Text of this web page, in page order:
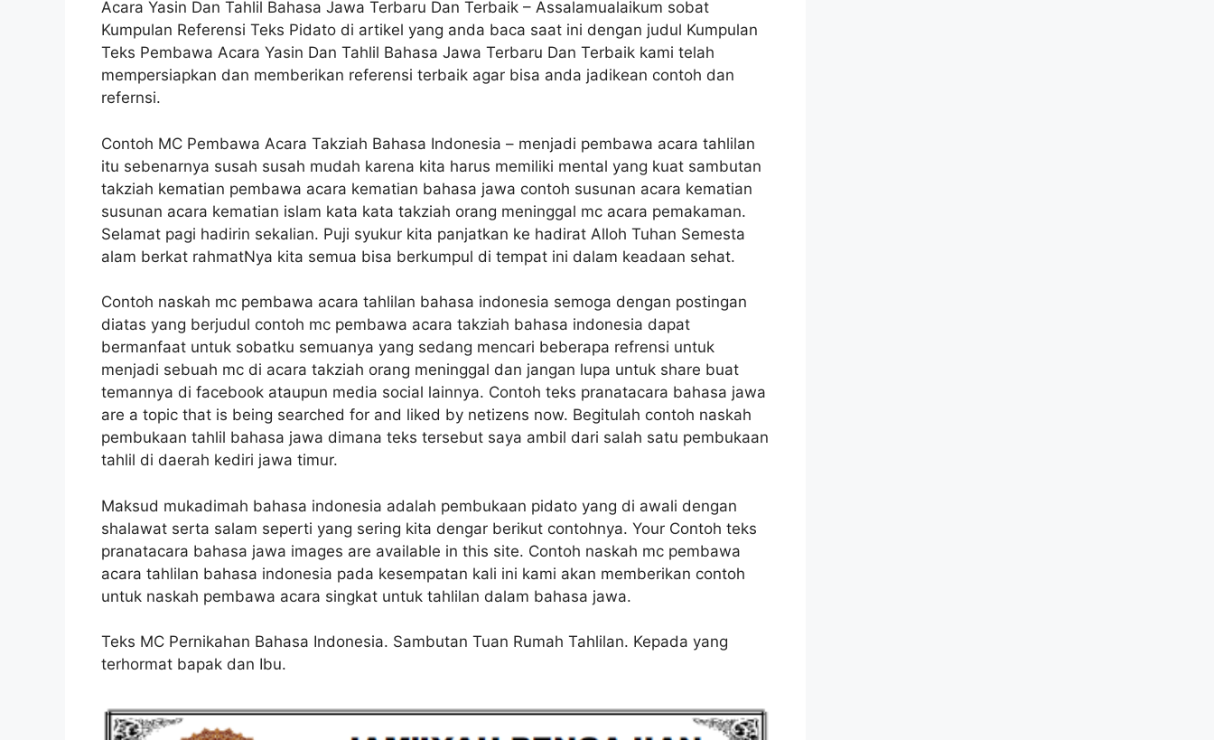
Acara Yasin Dan Tahlil Bahasa Jawa Terbaru Dan Terbaik – Assalamualaikum sobat
Kumpulan Referensi Teks Pidato di artikel yang anda baca saat ini dengan judul Kumpulan
Teks Pembawa Acara Yasin Dan Tahlil Bahasa Jawa Terbaru Dan Terbaik kami telah
mempersiapkan dan memberikan referensi terbaik agar bisa anda jadikean contoh dan
refernsi.
Contoh MC Pembawa Acara Takziah Bahasa Indonesia – menjadi pembawa acara tahlilan
itu sebenarnya susah susah mudah karena kita harus memiliki mental yang kuat sambutan
takziah kematian pembawa acara kematian bahasa jawa contoh susunan acara kematian
susunan acara kematian islam kata kata takziah orang meninggal mc acara pemakaman.
Selamat pagi hadirin sekalian. Puji syukur kita panjatkan ke hadirat Alloh Tuhan Semesta
alam berkat rahmatNya kita semua bisa berkumpul di tempat ini dalam keadaan sehat.
Contoh naskah mc pembawa acara tahlilan bahasa indonesia semoga dengan postingan
diatas yang berjudul contoh mc pembawa acara takziah bahasa indonesia dapat
bermanfaat untuk sobatku semuanya yang sedang mencari beberapa refrensi untuk
menjadi sebuah mc di acara takziah orang meninggal dan jangan lupa untuk share buat
temannya di facebook ataupun media social lainnya. Contoh teks pranatacara bahasa jawa
are a topic that is being searched for and liked by netizens now. Begitulah contoh naskah
pembukaan tahlil bahasa jawa dimana teks tersebut saya ambil dari salah satu pembukaan
tahlil di daerah kediri jawa timur.
Maksud mukadimah bahasa indonesia adalah pembukaan pidato yang di awali dengan
shalawat serta salam seperti yang sering kita dengar berikut contohnya. Your Contoh teks
pranatacara bahasa jawa images are available in this site. Contoh naskah mc pembawa
acara tahlilan bahasa indonesia pada kesempatan kali ini kami akan memberikan contoh
untuk naskah pembawa acara singkat untuk tahlilan dalam bahasa jawa.
Teks MC Pernikahan Bahasa Indonesia. Sambutan Tuan Rumah Tahlilan. Kepada yang
terhormat bapak dan Ibu.